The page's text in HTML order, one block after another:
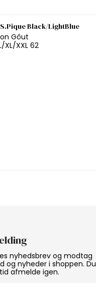
Black/LightBlue
Gôut
XL/XXL 62
nyhedsbrev og modtag
og nyheder i shoppen. Du
afmelde igen.